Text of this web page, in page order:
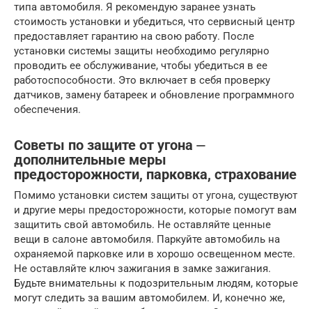
типа автомобиля. Я рекомендую заранее узнать
стоимость установки и убедиться, что сервисный центр
предоставляет гарантию на свою работу. После
установки системы защиты необходимо регулярно
проводить ее обслуживание, чтобы убедиться в ее
работоспособности. Это включает в себя проверку
датчиков, замену батареек и обновление программного
обеспечения.
Советы по защите от угона ⏤
дополнительные меры
предосторожности, парковка, страхование
Помимо установки систем защиты от угона, существуют
и другие меры предосторожности, которые помогут вам
защитить свой автомобиль. Не оставляйте ценные
вещи в салоне автомобиля. Паркуйте автомобиль на
охраняемой парковке или в хорошо освещенном месте.
Не оставляйте ключ зажигания в замке зажигания.
Будьте внимательны к подозрительным людям, которые
могут следить за вашим автомобилем. И, конечно же,